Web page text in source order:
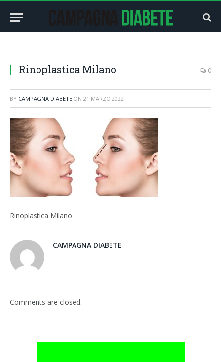
Rinoplastica Milano 0
BY CAMPAGNA DIABETE ON 21 MARZO 2022
Rinoplastica Milano
CAMPAGNA DIABETE
Comments are closed.